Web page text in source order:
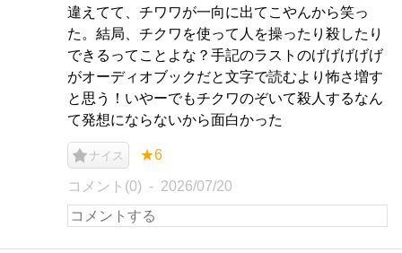
違えてて、チワワが一向に出てこやんから笑っ
た。結局、チクワを使って人を操ったり殺したり
できるってことよな？手記のラストのげげげげげ
がオーディオブックだと文字で読むより怖さ増す
と思う！いやーでもチクワのぞいて殺人するなん
て発想にならないから面白かった
ナイス ★6
コメント(0) 2026/07/20